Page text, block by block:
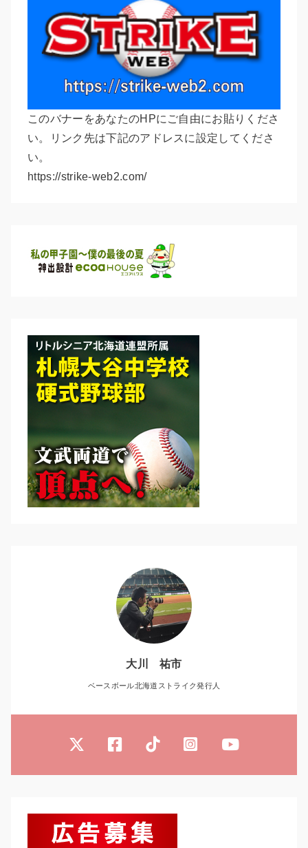
このバナーをあなたのHPにご自由にお貼りくださ
い。リンク先は下記のアドレスに設定してくださ
い。
https://strike-web2.com/
大川 祐市
ベースボール北海道ストライク発行人